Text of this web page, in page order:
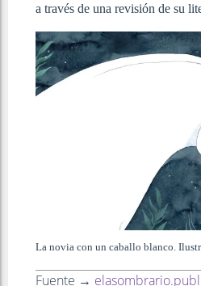
a través de una revisión de su
La novia con un caballo blanco.
Fuente →